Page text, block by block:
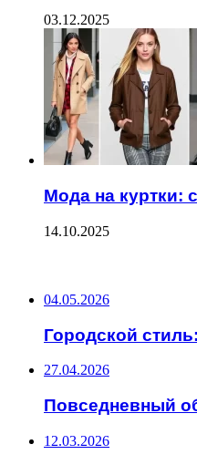
03.12.2025
Мода на куртки:
14.10.2025
04.05.2026
Городской
27.04.2026
Повседневный
12.03.2026